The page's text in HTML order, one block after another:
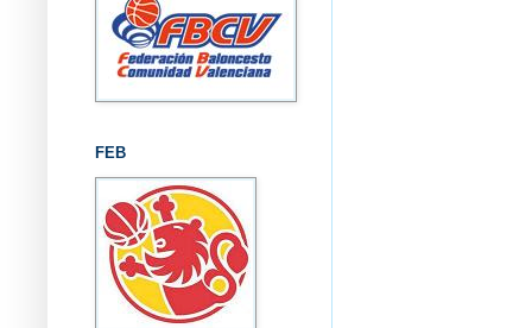
FEB